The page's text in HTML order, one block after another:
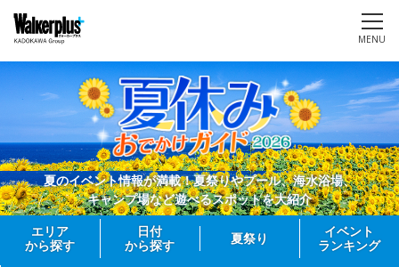
MENU
夏のイベント情報が満載！夏祭りやプール、海水浴場、
キャンプ場など遊べるスポットを大紹介
エリア
から探す
日付
から探す
夏祭り
イベント
ランキング